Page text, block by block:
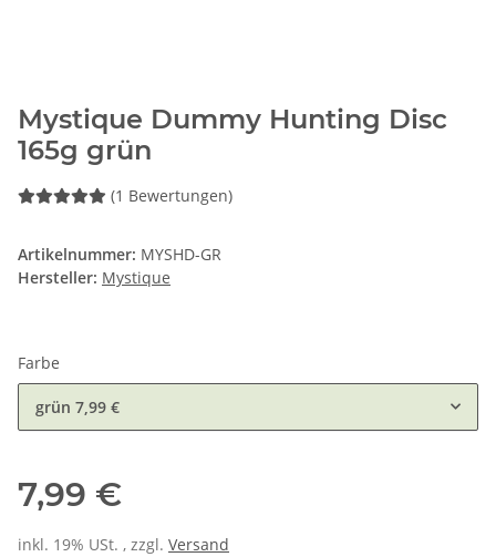
Mystique Dummy Hunting Disc
165g grün
(1 Bewertungen)
Artikelnummer: MYSHD-GR
Hersteller: Mystique
Farbe
grün 7,99 €
7,99 €
inkl. 19% USt. , zzgl. Versand